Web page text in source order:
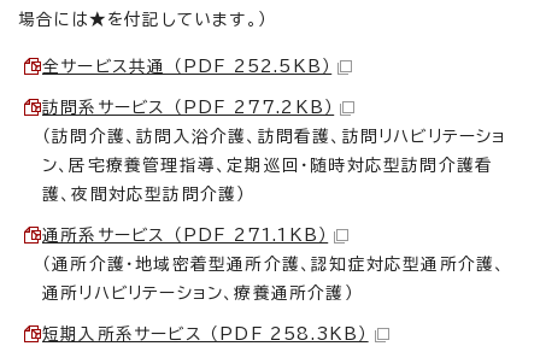
場合には★を付記しています。）
全サービス共通 （PDF 252.5KB）
訪問系サービス （PDF 277.2KB）
（訪問介護、訪問入浴介護、訪問看護、訪問リハビリテーショ
ン、居宅療養管理指導、定期巡回・随時対応型訪問介護看
護、夜間対応型訪問介護）
通所系サービス （PDF 271.1KB）
（通所介護・地域密着型通所介護、認知症対応型通所介護、
通所リハビリテーション、療養通所介護）
短期入所系サービス （PDF 258.3KB）